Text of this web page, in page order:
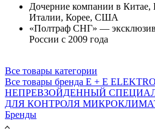
Дочерние компании в
Италии, Корее, США
«Полтраф СНГ» —
России с 2009 года
Все товары категории
Все товары бренда E + E
НЕПРЕВЗОЙДЕННЫЙ
ДЛЯ КОНТРОЛЯ
Бренды